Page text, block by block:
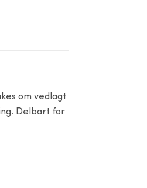
om vedlagt
Delbart for